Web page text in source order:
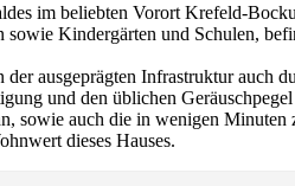
im beliebten Vorort Krefeld-
Kindergärten und Schulen,
ausgeprägten Infrastruktur auch
und den üblichen
sowie auch die in wenigen Minuten
dieses Hauses.